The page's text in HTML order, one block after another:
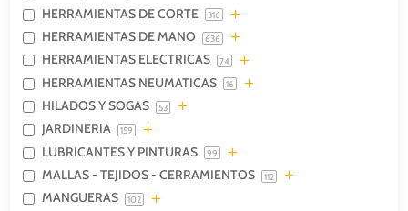
HERRAMIENTAS DE CORTE 316
HERRAMIENTAS DE MANO 636
HERRAMIENTAS ELECTRICAS 74
HERRAMIENTAS NEUMATICAS 16
HILADOS Y SOGAS 53
JARDINERIA 159
LUBRICANTES Y PINTURAS 99
MALLAS - TEJIDOS - CERRAMIENTOS 112
MANGUERAS 102